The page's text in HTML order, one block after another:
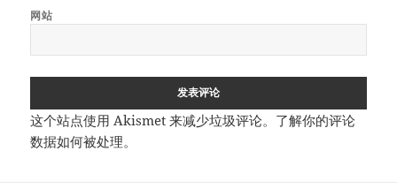
网站
这个站点使用 Akismet 来减少垃圾评论。 了解你的评论
数据如何被处理。